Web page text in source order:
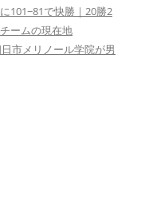
101−81で快勝｜20勝2
ームの現在地
市メリノール学院が男